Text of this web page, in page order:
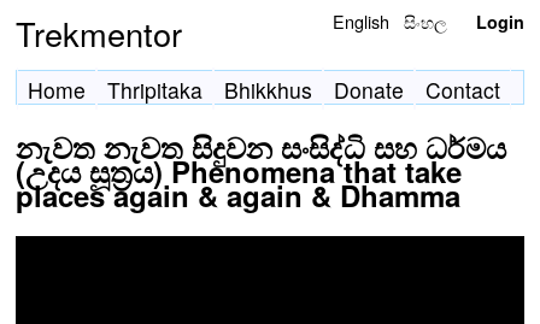
Trekmentor English සිංහල Login
Home Thripitaka Bhikkhus Donate Contact
නැවත නැවත සිදුවන සංසිද්ධි සහ ධර්මය
(උදය සූත්‍රය) Phenomena that take
places again & again & Dhamma